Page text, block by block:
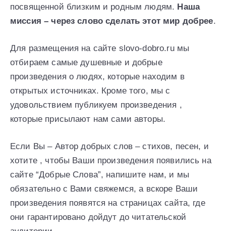
посвященной близким и родным людям. Наша
миссия – через слово сделать этот мир добрее.
Для размещения на сайте slovo-dobro.ru мы
отбираем самые душевные и добрые
произведения о людях, которые находим в
открытых источниках. Кроме того, мы с
удовольствием публикуем произведения ,
которые присылают нам сами авторы.
Если Вы – Автор добрых слов – стихов, песен, и
хотите , чтобы Ваши произведения появились на
сайте “Добрые Слова”, напишите нам, и мы
обязательно с Вами свяжемся, а вскоре Ваши
произведения появятся на страницах сайта, где
они гарантировано дойдут до читательской